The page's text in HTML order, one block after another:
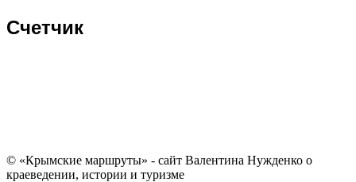
Счетчик
© «Крымские маршруты» - сайт Валентина Нужденко о
краеведении, истории и туризме